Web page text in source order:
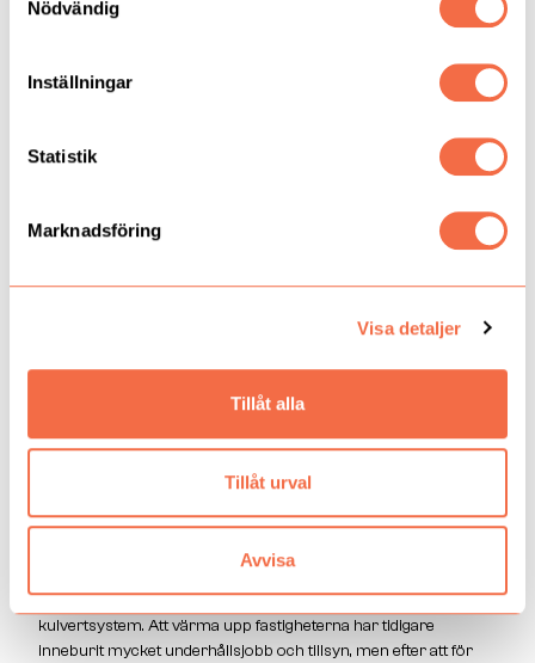
Nödvändig
Inställningar
Statistik
Marknadsföring
Visa detaljer
Tillåt alla
Tillåt urval
Avvisa
Lantbruket Ölmetorp
Norrköping med flera byggnader ihopkopplade via ett
kulvertsystem. Att värma upp fastigheterna har tidigare
inneburit mycket underhållsjobb och tillsyn, men efter att för